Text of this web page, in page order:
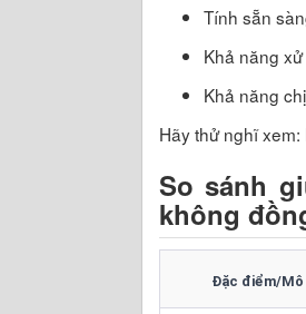
Tính sẵn
Khả năng
Khả năng
Hãy thử nghĩ
So sánh
không
Đặc điểm/Mô